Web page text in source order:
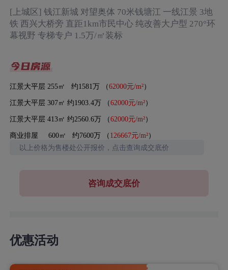
[上城区] 钱江新城 对望奥体 70米钱塘江 一线江景 3地
铁 西兴大桥旁 直距1km市民中心 纯改善大户型 270°环
幕视野 专梯专户 1.5万/㎡装标
江景大平层 255㎡ 约1581万 （62000元/m²）
江景大平层 307㎡ 约1903.4万 （62000元/m²）
江景大平层 413㎡ 约2560.6万 （62000元/m²）
商业排屋 600㎡ 约7600万 （ 126667元/m²）
以上价格为售楼处公开报价，点击查询成交底价
咨询成交底价
优惠活动